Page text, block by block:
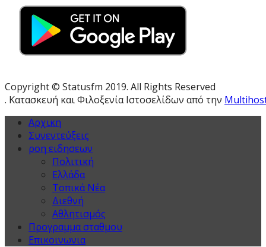
Copyright © Statusfm 2019. All Rights Reserved
. Κατασκευή και Φιλοξενία Ιστοσελίδων από την
Αρχικη
Συνεντεύξεις
ροη ειδησεων
Πολιτική
Ελλάδα
Τοπικά Νέα
Διεθνή
Αθλητισμός
Προγραμμα σταθμου
Επικοινωνια